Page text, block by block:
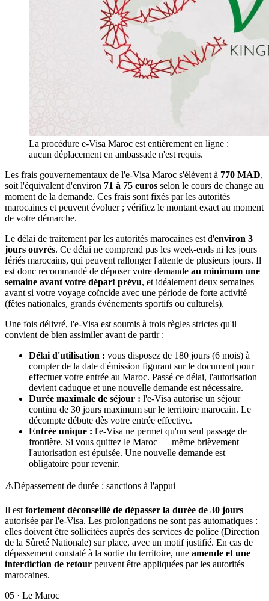
La procédure e-Visa Maroc est entièrement en ligne :
aucun déplacement en ambassade n'est requis.
Les frais gouvernementaux de l'e-Visa Maroc s'élèvent à 770 MAD,
soit l'équivalent d'environ 71 à 75 euros selon le cours de change au
moment de la demande. Ces frais sont fixés par les autorités
marocaines et peuvent évoluer ; vérifiez le montant exact au moment
de votre démarche.
Le délai de traitement par les autorités marocaines est d'environ 3
jours ouvrés. Ce délai ne comprend pas les week-ends ni les jours
fériés marocains, qui peuvent rallonger l'attente de plusieurs jours. Il
est donc recommandé de déposer votre demande au minimum une
semaine avant votre départ prévu, et idéalement deux semaines
avant si votre voyage coïncide avec une période de forte activité
(fêtes nationales, grands événements sportifs ou culturels).
Une fois délivré, l'e-Visa est soumis à trois règles strictes qu'il
convient de bien assimiler avant de partir :
Délai d'utilisation : vous disposez de 180 jours (6 mois) à
compter de la date d'émission figurant sur le document pour
effectuer votre entrée au Maroc. Passé ce délai, l'autorisation
devient caduque et une nouvelle demande est nécessaire.
Durée maximale de séjour : l'e-Visa autorise un séjour
continu de 30 jours maximum sur le territoire marocain. Le
décompte débute dès votre entrée effective.
Entrée unique : l'e-Visa ne permet qu'un seul passage de
frontière. Si vous quittez le Maroc — même brièvement —
l'autorisation est épuisée. Une nouvelle demande est
obligatoire pour revenir.
⚠️Dépassement de durée : sanctions à l'appui
Il est fortement déconseillé de dépasser la durée de 30 jours
autorisée par l'e-Visa. Les prolongations ne sont pas automatiques :
elles doivent être sollicitées auprès des services de police (Direction
de la Sûreté Nationale) sur place, avec un motif justifié. En cas de
dépassement constaté à la sortie du territoire, une amende et une
interdiction de retour peuvent être appliquées par les autorités
marocaines.
05 · Le Maroc